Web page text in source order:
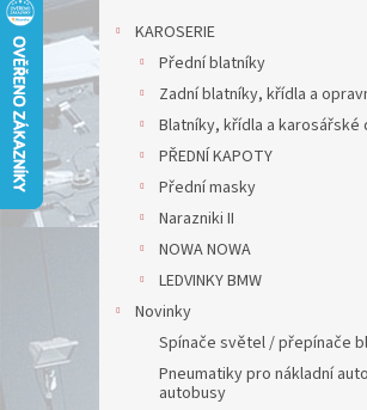
p
a
n
l
KAROSERIE
Přední blatníky
Zadní blatníky, křídla a
Blatníky, křídla a karosářské
PŘEDNÍ KAPOTY
Přední masky
Narazniki II
NOWA NOWA
LEDVINKY BMW
Novinky
Spínače světel / přepínače
Pneumatiky pro nákladní
autobusy